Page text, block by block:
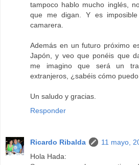
tampoco hablo mucho inglés,
que me digan. Y es
camarera.
Además en un futuro próximo
Japón, y veo que ponéis que
me imagino que será un
extranjeros, ¿sabéis cómo
Un saludo y gracias.
Responder
Ricardo Ribalda
11 mayo,
Hola Hada: